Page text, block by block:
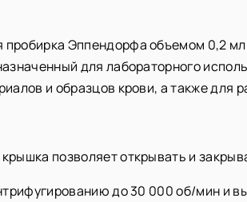
Эппендорфа объемом 0,2
для лабораторного
и образцов крови, а также
позволяет открывать и
до 30 000 об/мин и